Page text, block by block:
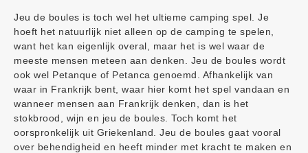
Jeu de boules is toch wel het ultieme camping spel. Je
hoeft het natuurlijk niet alleen op de camping te spelen,
want het kan eigenlijk overal, maar het is wel waar de
meeste mensen meteen aan denken. Jeu de boules wordt
ook wel Petanque of Petanca genoemd. Afhankelijk van
waar in Frankrijk bent, waar hier komt het spel vandaan en
wanneer mensen aan Frankrijk denken, dan is het
stokbrood, wijn en jeu de boules. Toch komt het
oorspronkelijk uit Griekenland. Jeu de boules gaat vooral
over behendigheid en heeft minder met kracht te maken en